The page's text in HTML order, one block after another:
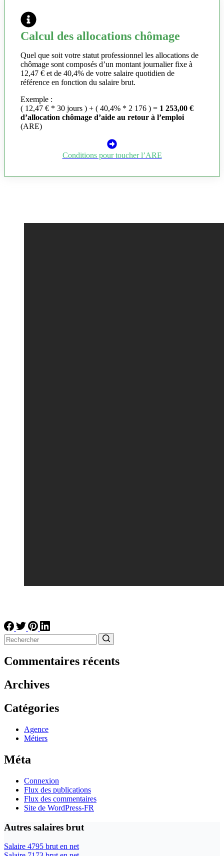
Calcul des allocations chômage
Quel que soit votre statut professionnel les allocations de
chômage sont composés d’un montant journalier fixe à
12,47 € et de 40,4% de votre salaire quotidien de
référence en fonction du salaire brut.
Exemple :
( 12,47 € * 30 jours ) + ( 40,4% * 2 176 ) = 1 253,00 €
d’allocation chômage d’aide au retour à l’emploi
(ARE)
Conditions pour toucher l’ARE
résultat
Commentaires récents
Archives
Catégories
Agence
Métiers
Méta
Connexion
Flux des publications
Flux des commentaires
Site de WordPress-FR
Autres salaires brut
Salaire 4795 brut en net